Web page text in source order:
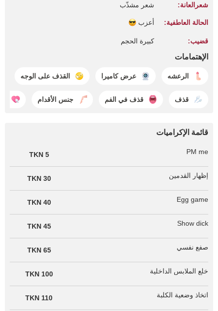
شعرالعانة: شعر مشذّب
الحالة العاطفية: أعزب
قضيب: كبيرة الحجم
الإهتمامات
الرعشه عرض كاميرا القذف على الوجه
قذف قذف في الفم جنس الأقدام
قائمة الإكراميات
PM me
5 TKN
إظهار القدمين 30 TKN
Egg game
40 TKN
Show dick
45 TKN
صفع نفسي 65 TKN
خلع الملابس الداخلية 100 TKN
اتخاذ وضعية الكلبة 110 TKN